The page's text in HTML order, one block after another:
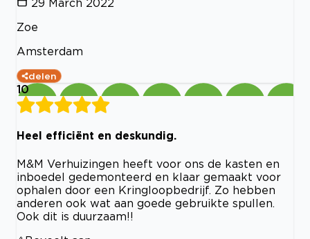
29 March 2022
Zoe
Amsterdam
delen
10
Heel efficiënt en deskundig.
M&M Verhuizingen heeft voor ons de kasten en
inboedel gedemonteerd en klaar gemaakt voor
ophalen door een Kringloopbedrijf. Zo hebben
anderen ook wat aan goede gebruikte spullen.
Ook dit is duurzaam!!